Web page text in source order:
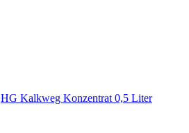
HG Kalkweg Konzentrat 0,5 Liter